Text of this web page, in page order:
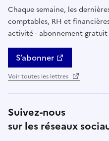
Chaque semaine, les
comptables, RH et
activité - abonnement gratuit
S’abonner
Voir toutes les lettres
Suivez-nous
sur les réseaux